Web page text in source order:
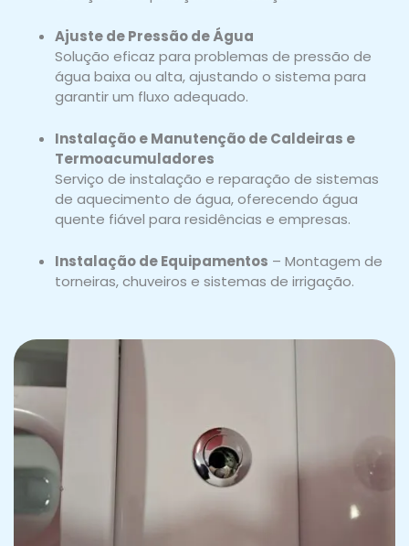
Ajuste de Pressão de Água
Solução eficaz para problemas de pressão de
água baixa ou alta, ajustando o sistema para
garantir um fluxo adequado.
Instalação e Manutenção de Caldeiras e
Termoacumuladores
Serviço de instalação e reparação de sistemas
de aquecimento de água, oferecendo água
quente fiável para residências e empresas.
Instalação de Equipamentos – Montagem de
torneiras, chuveiros e sistemas de irrigação.